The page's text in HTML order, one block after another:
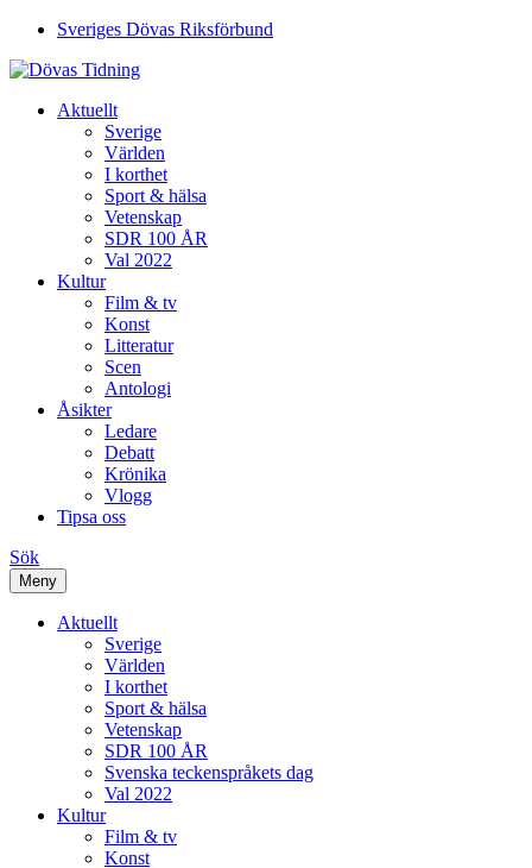
Sveriges Dövas Riksförbund
Aktuellt
Sverige
Världen
I korthet
Sport & hälsa
Vetenskap
SDR 100 ÅR
Val 2022
Kultur
Film & tv
Konst
Litteratur
Scen
Antologi
Åsikter
Ledare
Debatt
Krönika
Vlogg
Tipsa oss
Sök
Meny
Aktuellt
Sverige
Världen
I korthet
Sport & hälsa
Vetenskap
SDR 100 ÅR
Svenska teckenspråkets dag
Val 2022
Kultur
Film & tv
Konst